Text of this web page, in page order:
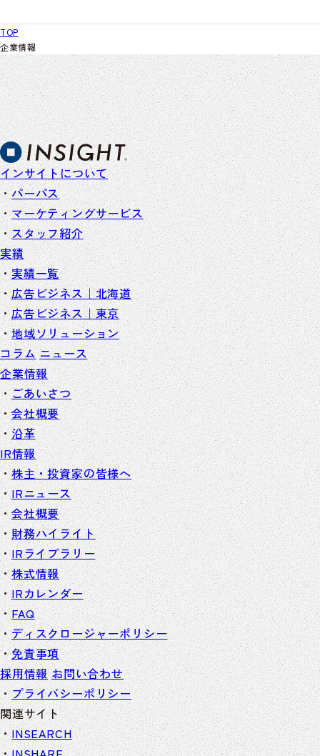
TOP
企業情報
インサイトについて
パーパス
マーケティングサービス
スタッフ紹介
実績
実績一覧
広告ビジネス｜北海道
広告ビジネス｜東京
地域ソリューション
コラム ニュース
企業情報
ごあいさつ
会社概要
沿革
IR情報
株主・投資家の皆様へ
IRニュース
会社概要
財務ハイライト
IRライブラリー
株式情報
IRカレンダー
FAQ
ディスクロージャーポリシー
免責事項
採用情報 お問い合わせ
プライバシーポリシー
関連サイト
INSEARCH